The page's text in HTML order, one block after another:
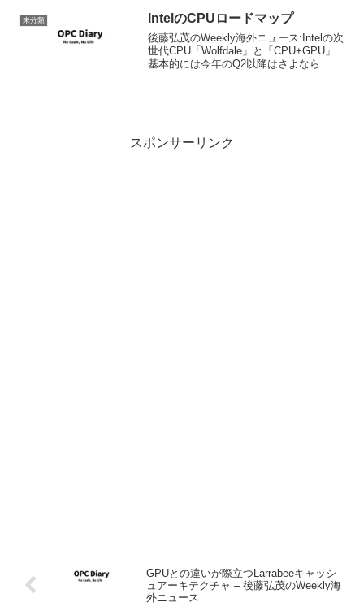
かけになればいいなと思います。ブ...
未分類 IntelのCPUロードマップ
後藤弘茂のWeekly海外ニュース:Intelの次
世代CPU「Wolfdale」と「CPU+GPU」
基本的には今年のQ2以降はさよなら
スポンサーリンク
GPUとの違いが際立つLarrabeeキャッシ
ュアーキテクチャ – 後藤弘茂のWeekly海
外ニュース